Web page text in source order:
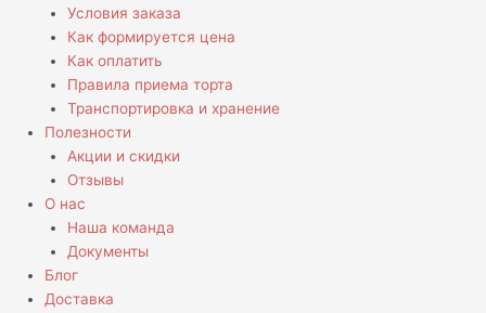
Условия заказа
Как формируется цена
Как оплатить
Правила приема торта
Транспортировка и хранение
Полезности
Акции и скидки
Отзывы
О нас
Наша команда
Документы
Блог
Доставка